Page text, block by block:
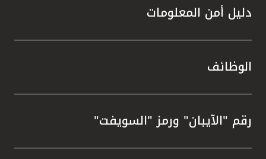
دليل أمن المعلومات
الوظائف
رقم "الآيبان" ورمز "السويفت"